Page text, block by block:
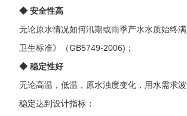
◆安全性高
无论原水情况如何汛期或雨季产水水质始终
卫生标准》
（GB5749-2006) ；
◆稳定性好
无论高温，低温，原水浊度变化，用水需求
稳定达到设计指标；